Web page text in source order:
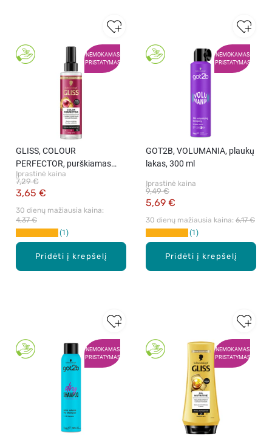
NEMOKAMAS
PRISTATYMAS
Pridėti į krepšelį
GLISS, COLOUR
PERFECTOR, purškiamas
kondicionierius, 200 ml
Įprastinė kaina
3,65 €
7,29 €
30 dienų mažiausia kaina:
4,37 €
1
NEMOKAMAS
PRISTATYMAS
Pridėti į krepšelį
GOT2B, VOLUMANIA, plaukų
lakas, 300 ml
Įprastinė kaina
5,69 €
9,49 €
30 dienų mažiausia kaina: 6,17 €
1
NEMOKAMAS
PRISTATYMAS
NEMOKAMAS
PRISTATYMAS